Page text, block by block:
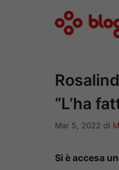
“L’ha
Mar 5, 2022 di
Si è accesa